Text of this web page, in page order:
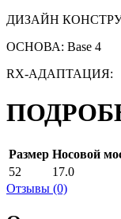
ДИЗАЙН
ОСНОВА: Base 4
RX-АДАПТАЦИЯ:
Размер Носовой
52
17.0
Отзывы (0)